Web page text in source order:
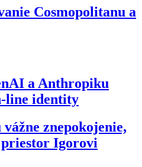
Cosmopolitanu a
a Anthropiku
line identity
znepokojenie,
Igorovi